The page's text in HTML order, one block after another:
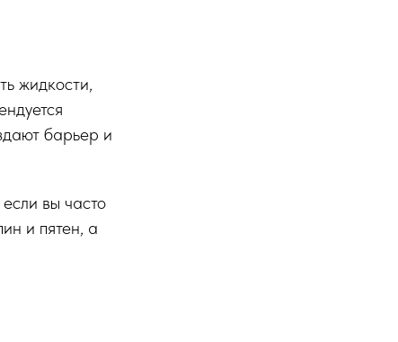
жидкости,
барьер и
вы часто
и пятен, а